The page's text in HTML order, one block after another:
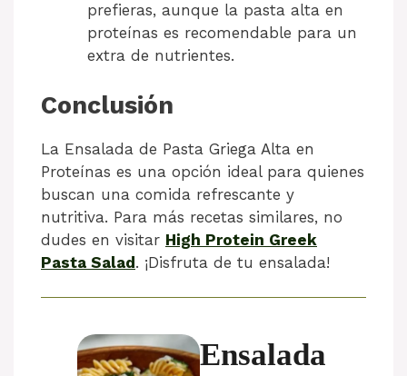
prefieras, aunque la pasta alta en
proteínas es recomendable para un
extra de nutrientes.
Conclusión
La Ensalada de Pasta Griega Alta en
Proteínas es una opción ideal para quienes
buscan una comida refrescante y
nutritiva. Para más recetas similares, no
dudes en visitar High Protein Greek
Pasta Salad. ¡Disfruta de tu ensalada!
Ensalada